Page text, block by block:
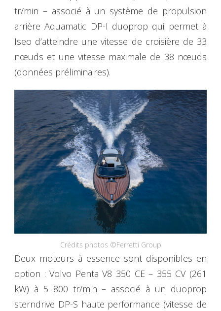
tr/min – associé à un système de propulsion
arrière Aquamatic DP-I duoprop qui permet à
Iseo d’atteindre une vitesse de croisière de 33
nœuds et une vitesse maximale de 38 nœuds
(données préliminaires).
Crédits photos ©Ferretti Group
Deux moteurs à essence sont disponibles en
option : Volvo Penta V8 350 CE – 355 CV (261
kW) à 5 800 tr/min – associé à un duoprop
sterndrive DP-S haute performance (vitesse de